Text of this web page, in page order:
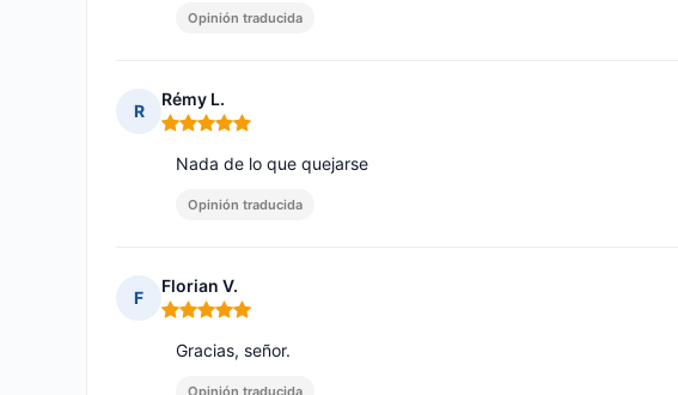
Opinión traducida
R
Rémy L.
Nota: 5 de 5
Nada de lo que quejarse
Opinión traducida
F
Florian V.
Nota: 5 de 5
Gracias, señor.
Opinión traducida